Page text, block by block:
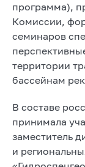
программа),
Комиссии,
семинаров
территории
бассейнам
В составе
принимала
заместитель
и